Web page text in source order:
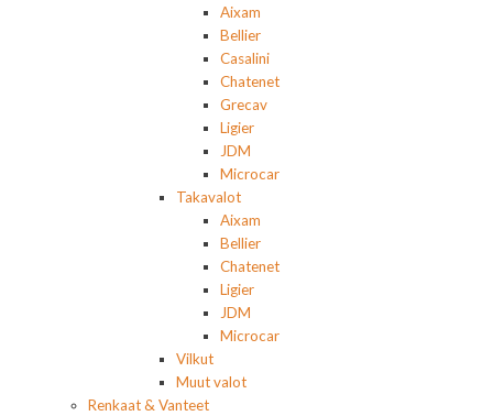
Aixam
Bellier
Casalini
Chatenet
Grecav
Ligier
JDM
Microcar
Takavalot
Aixam
Bellier
Chatenet
Ligier
JDM
Microcar
Vilkut
Muut valot
Renkaat & Vanteet